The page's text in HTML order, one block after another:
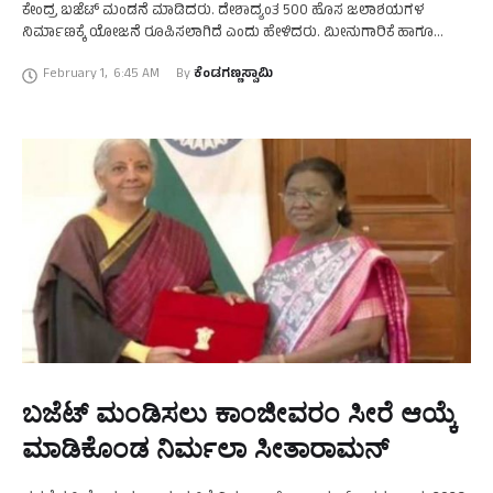
ಕೇಂದ್ರ ಬಜೆಟ್‌ ಮಂಡನೆ ಮಾಡಿದರು. ದೇಶಾದ್ಯಂತ 500 ಹೊಸ ಜಲಾಶಯಗಳ
ನಿರ್ಮಾಣಕ್ಕೆ ಯೋಜನೆ ರೂಪಿಸಲಾಗಿದೆ ಎಂದು ಹೇಳಿದರು. ಮೀನುಗಾರಿಕೆ ಹಾಗೂ
… February 1, 6:45 AM By ಕೆಂಡಗಣ್ಣಸ್ವಾಮಿ
ಬಜೆಟ್‌ ಮಂಡಿಸಲು ಕಾಂಜೀವರಂ ಸೀರೆ ಆಯ್ಕೆ
ಮಾಡಿಕೊಂಡ ನಿರ್ಮಲಾ ಸೀತಾರಾಮನ್‌